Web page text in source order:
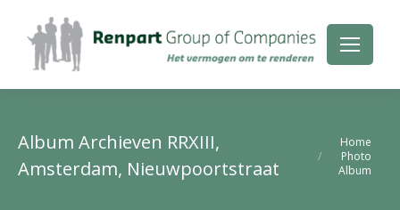
Album Archieven RRXIII,
Amsterdam, Nieuwpoortstraat
Je bent hier:
Home
Photo
Album